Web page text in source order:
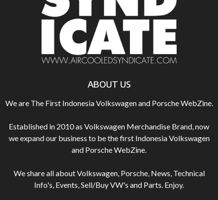
ABOUT US
We are The First Indonesia Volkswagen and Porsche WebZine.
Established in 2010 as Volkswagen Merchandise Brand, now
we expand our business to be the first Indonesia Volkswagen
and Porsche WebZine.
We share all about Volkswagen, Porsche, News, Technical
Info's, Events, Sell/Buy VW's and Parts. Enjoy.